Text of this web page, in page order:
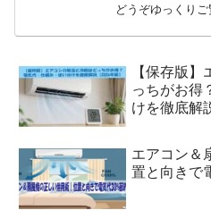
どうぞゆっくりご
【保存版
っちがお得
けを徹底解
エアコン＆
置と向きで